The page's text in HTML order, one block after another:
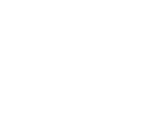
Kuinka suuri